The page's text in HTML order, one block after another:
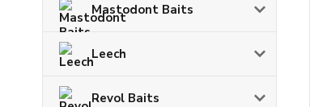
Mastodont Baits
Leech
Revol Baits